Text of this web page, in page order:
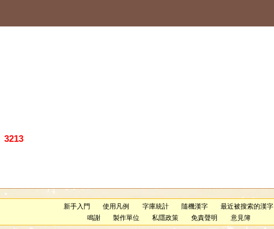
3213
新手入門 使用凡例 字庫統計 隨機漢字
最近被搜索的漢字
鳴謝
製作單位 私隱政策 免責聲明 意見簿